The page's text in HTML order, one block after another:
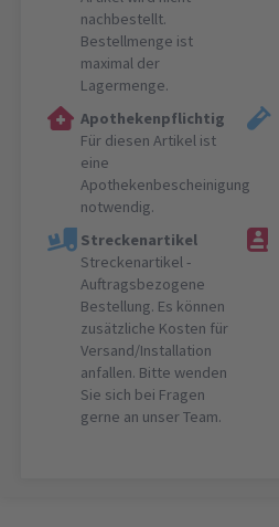
nachbestellt.
Bestellmenge ist
maximal der
Lagermenge.
Apothekenpflichtig
Für diesen Artikel ist
eine
Apothekenbescheinigung
notwendig.
Streckenartikel
Streckenartikel -
Auftragsbezogene
Bestellung. Es können
zusätzliche Kosten für
Versand/Installation
anfallen. Bitte wenden
Sie sich bei Fragen
gerne an unser Team.